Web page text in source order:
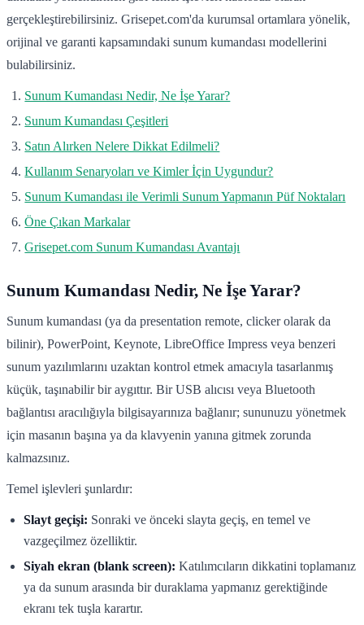
gerçekleştirebilirsiniz. Grisepet.com'da kurumsal ortamlara yönelik,
orijinal ve garanti kapsamındaki sunum kumandası modellerini
bulabilirsiniz.
Sunum Kumandası Nedir, Ne İşe Yarar?
Sunum Kumandası Çeşitleri
Satın Alırken Nelere Dikkat Edilmeli?
Kullanım Senaryoları ve Kimler İçin Uygundur?
Sunum Kumandası ile Verimli Sunum Yapmanın Püf Noktaları
Öne Çıkan Markalar
Grisepet.com Sunum Kumandası Avantajı
Sunum Kumandası Nedir, Ne İşe Yarar?
Sunum kumandası (ya da presentation remote, clicker olarak da
bilinir), PowerPoint, Keynote, LibreOffice Impress veya benzeri
sunum yazılımlarını uzaktan kontrol etmek amacıyla tasarlanmış
küçük, taşınabilir bir aygıttır. Bir USB alıcısı veya Bluetooth
bağlantısı aracılığıyla bilgisayarınıza bağlanır; sununuzu yönetmek
için masanın başına ya da klavyenin yanına gitmek zorunda
kalmazsınız.
Temel işlevleri şunlardır:
Slayt geçişi: Sonraki ve önceki slayta geçiş, en temel ve
vazgeçilmez özelliktir.
Siyah ekran (blank screen): Katılımcıların dikkatini toplamanız
ya da sunum arasında bir duraklama yapmanız gerektiğinde
ekranı tek tuşla karartır.